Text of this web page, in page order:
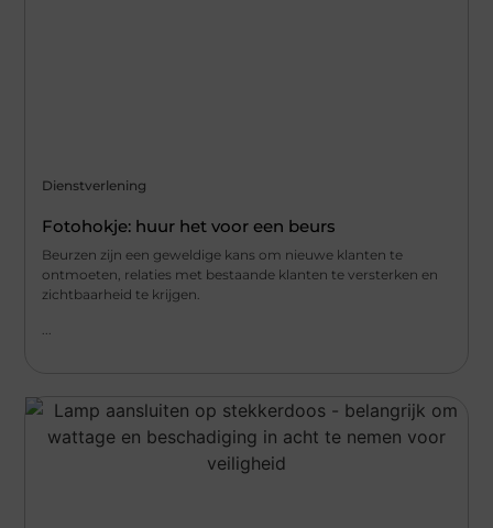
Dienstverlening
Fotohokje: huur het voor een beurs
Beurzen zijn een geweldige kans om nieuwe klanten te
ontmoeten, relaties met bestaande klanten te versterken en
zichtbaarheid te krijgen.
...